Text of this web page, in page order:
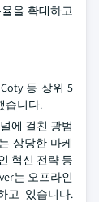
을 확대하고
등 상위 5
습니다.
에 걸친 광범
상당한 마케
혁신 전략 등
는 오프라인
고 있습니다.